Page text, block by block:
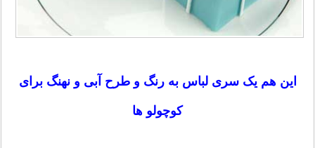
این هم یک سری لباس به رنگ و طرح آبی و نهنگ برای
کوچولو ها